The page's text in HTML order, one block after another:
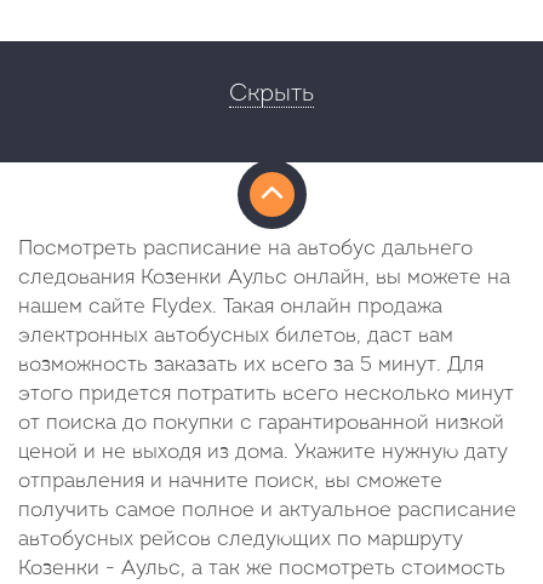
Скрыть
Посмотреть расписание на автобус дальнего
следования Козенки Аульс онлайн, вы можете на
нашем сайте Flydex. Такая онлайн продажа
электронных автобусных билетов, даст вам
возможность заказать их всего за 5 минут. Для
этого придется потратить всего несколько минут
от поиска до покупки с гарантированной низкой
ценой и не выходя из дома. Укажите нужную дату
отправления и начните поиск, вы сможете
получить самое полное и актуальное расписание
автобусных рейсов следующих по маршруту
Козенки - Аульс, а так же посмотреть стоимость